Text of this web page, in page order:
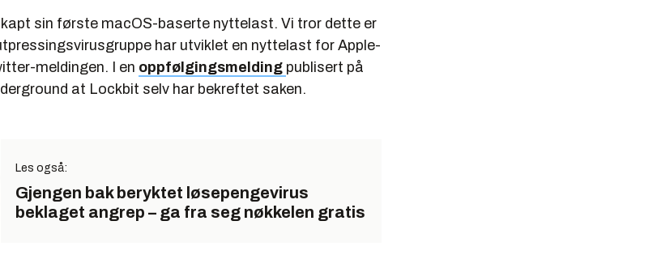
sin første macOS-baserte nyttelast. Vi tror dette er
har utviklet en nyttelast for Apple-
meldingen. I en oppfølgingsmelding publisert på
at Lockbit selv har bekreftet saken.
Les også:
Gjengen bak beryktet løsepengevirus
beklaget angrep – ga fra seg nøkkelen gratis